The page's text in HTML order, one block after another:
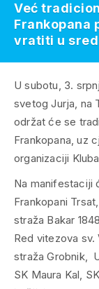
U subotu, 3.
svetog Jurja, na
održat će se
Frankopana, uz
organizaciji
Na manifestaciji
Frankopani
straža Bakar
Red vitezova sv.
straža Grobnik,
SK Maura Kal,
Već
Frankopana
vratiti u